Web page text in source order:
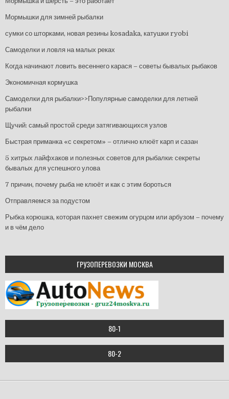
Мормышки для зимней рыбалки
сумки со шторками, новая резины kosadaka, катушки ryobi
Самоделки и ловля на малых реках
Когда начинают ловить весеннего карася – советы бывалых рыбаков
Экономичная кормушка
Самоделки для рыбалки>>Популярные самоделки для летней
рыбалки
Щучий: самый простой среди затягивающихся узлов
Быстрая приманка «с секретом» – отлично клюёт карп и сазан
5 хитрых лайфхаков и полезных советов для рыбалки: секреты
бывалых для успешного улова
7 причин, почему рыба не клюёт и как с этим бороться
Отправляемся за подустом
Рыбка корюшка, которая пахнет свежим огурцом или арбузом – почему
и в чём дело
ГРУЗОПЕРЕВОЗКИ МОСКВА
80-1
80-2